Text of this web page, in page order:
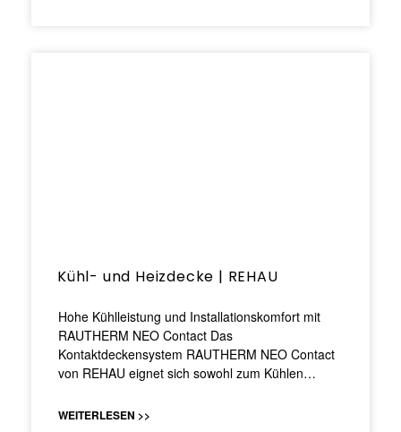
Kühl- und Heizdecke | REHAU
Hohe Kühlleistung und Installationskomfort mit
RAUTHERM NEO Contact Das
Kontaktdeckensystem RAUTHERM NEO Contact
von REHAU eignet sich sowohl zum Kühlen…
WEITERLESEN >>